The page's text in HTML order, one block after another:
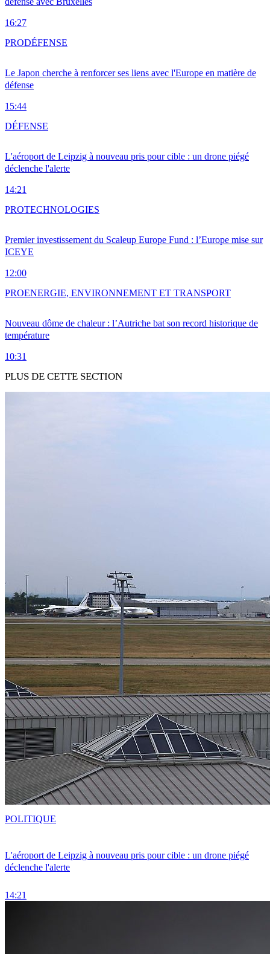
16:27
Le Japon cherche à renforcer ses liens avec l'Europe en matière de
défense
15:44
PRODÉFENSE
L'aéroport de Leipzig à nouveau pris pour cible : un drone piégé
déclenche l'alerte
14:21
DÉFENSE
Premier investissement du Scaleup Europe Fund : l’Europe mise sur
ICEYE
12:00
PROTECHNOLOGIES
Nouveau dôme de chaleur : l’Autriche bat son record historique de
température
10:31
PROENERGIE, ENVIRONNEMENT ET TRANSPORT
PLUS DE CETTE SECTION
L'aéroport de Leipzig à nouveau pris pour cible : un drone piégé
déclenche l'alerte
14:21
POLITIQUE